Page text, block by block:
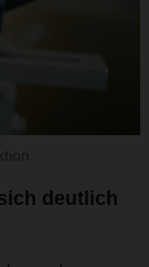
deutlich